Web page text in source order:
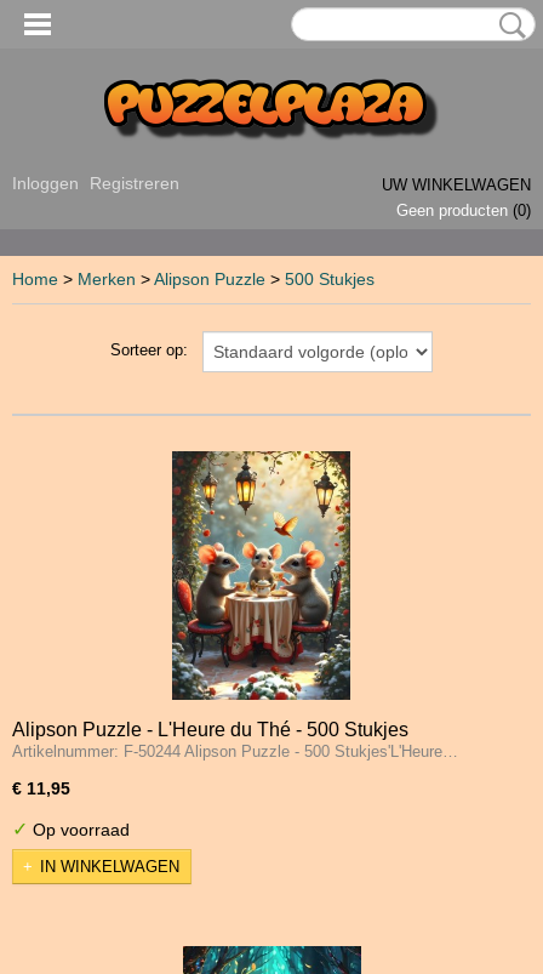
Inloggen Registreren
UW WINKELWAGEN
Geen producten (0)
Home > Merken >Alipson Puzzle > 500 Stukjes
Sorteer op:
Alipson Puzzle - L'Heure du Thé - 500 Stukjes
Artikelnummer: F-50244 Alipson Puzzle - 500 Stukjes'L'Heure…
€ 11,95
✓ Op voorraad
IN WINKELWAGEN